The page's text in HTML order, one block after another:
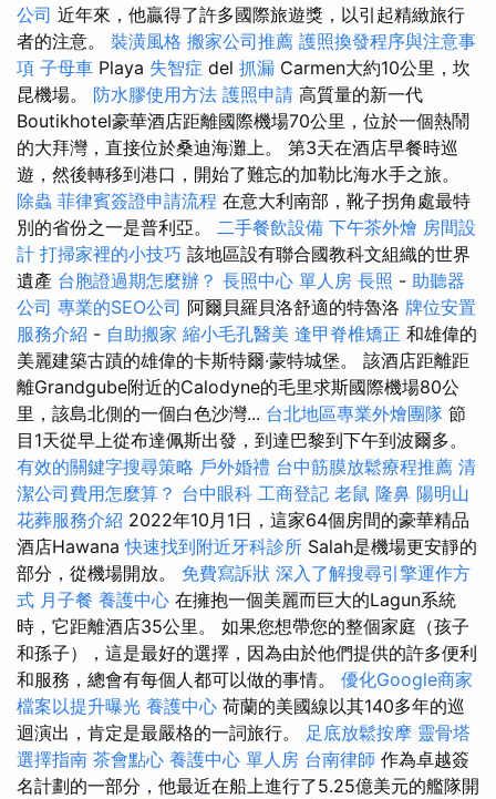
公司 近年來，他贏得了許多國際旅遊獎，以引起精緻旅行
者的注意。 裝潢風格 搬家公司推薦 護照換發程序與注意事
項 子母車 Playa 失智症 del 抓漏 Carmen大約10公里，坎
昆機場。 防水膠使用方法 護照申請 高質量的新一代
Boutikhotel豪華酒店距離國際機場70公里，位於一個熱鬧
的大拜灣，直接位於桑迪海灘上。 第3天在酒店早餐時巡
遊，然後轉移到港口，開始了難忘的加勒比海水手之旅。
除蟲 菲律賓簽證申請流程 在意大利南部，靴子拐角處最特
別的省份之一是普利亞。 二手餐飲設備 下午茶外燴 房間設
計 打掃家裡的小技巧 該地區設有聯合國教科文組織的世界
遺產 台胞證過期怎麼辦？ 長照中心 單人房 長照 - 助聽器
公司 專業的SEO公司 阿爾貝羅貝洛舒適的特魯洛 牌位安置
服務介紹 - 自助搬家 縮小毛孔醫美 逢甲脊椎矯正 和雄偉的
美麗建築古蹟的雄偉的卡斯特爾·蒙特城堡。 該酒店距離距
離Grandgube附近的Calodyne的毛里求斯國際機場80公
里，該島北側的一個白色沙灣... 台北地區專業外燴團隊 節
目1天從早上從布達佩斯出發，到達巴黎到下午到波爾多。
有效的關鍵字搜尋策略 戶外婚禮 台中筋膜放鬆療程推薦 清
潔公司費用怎麼算？ 台中眼科 工商登記 老鼠 隆鼻 陽明山
花葬服務介紹 2022年10月1日，這家64個房間的豪華精品
酒店Hawana快速找到附近牙科診所 Salah是機場更安靜的
部分，從機場開放。 免費寫訴狀 深入了解搜尋引擎運作方
式 月子餐 養護中心 在擁抱一個美麗而巨大的Lagun系統
時，它距離酒店35公里。 如果您想帶您的整個家庭（孩子
和孫子），這是最好的選擇，因為由於他們提供的許多便利
和服務，總會有每個人都可以做的事情。 優化Google商家
檔案以提升曝光 養護中心 荷蘭的美國線以其140多年的巡
迴演出，肯定是最嚴格的一詞旅行。 足底放鬆按摩 靈骨塔
選擇指南 茶會點心 養護中心 單人房 台南律師 作為卓越簽
名計劃的一部分，他最近在船上進行了5.25億美元的艦隊開